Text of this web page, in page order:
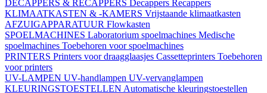
DECAPPERS & RECAPPERS Decappers Recappers
KLIMAATKASTEN & -KAMERS Vrijstaande klimaatkasten
AFZUIGAPPARATUUR Flowkasten
SPOELMACHINES Laboratorium spoelmachines Medische
spoelmachines Toebehoren voor spoelmachines
PRINTERS Printers voor draagglaasjes Cassetteprinters Toebehoren
voor printers
UV-LAMPEN UV-handlampen UV-vervanglampen
KLEURINGSTOESTELLEN Automatische kleuringstoestellen